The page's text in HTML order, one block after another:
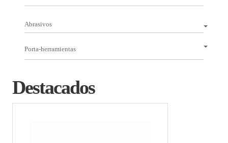
Abrasivos
Porta-herramientas
Destacados